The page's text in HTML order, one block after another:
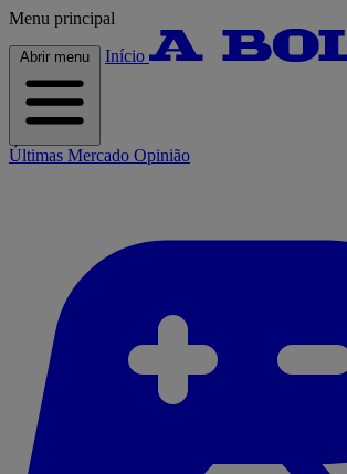
Menu principal
Abrir menu Início
Últimas Mercado Opinião